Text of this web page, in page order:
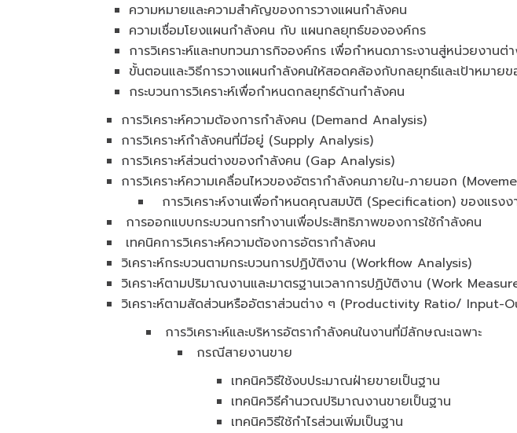
ความหมายและความสำคัญของการวางแผนกำลังคน
ความเชื่อมโยงแผนกำลังคน กับ แผนกลยุทธ์ขององค์กร
การวิเคราะห์และทบทวนภารกิจองค์กร เพื่อกำหนดภาระงานสู่หน่วยงานต่
ขั้นตอนและวิธีการวางแผนกำลังคนให้สอดคล้องกับกลยุทธ์และเป้าหมาย
กระบวนการวิเคราะห์เพื่อกำหนดกลยุทธ์ด้านกำลังคน
การวิเคราะห์ความต้องการกำลังคน (Demand Analysis)
การวิเคราะห์กำลังคนที่มีอยู่ (Supply Analysis)
การวิเคราะห์ส่วนต่างของกำลังคน (Gap Analysis)
การวิเคราะห์ความเคลื่อนไหวของอัตรากำลังคนภายใน-ภายนอก
การวิเคราะห์งานเพื่อกำหนดคุณสมบัติ (Specification) ของแรงง
การออกแบบกระบวนการทำงานเพื่อประสิทธิภาพของการใช้กำลังคน
เทคนิคการวิเคราะห์ความต้องการอัตรากำลังคน
วิเคราะห์กระบวนตามกระบวนการปฏิบัติงาน (Workflow Analysis)
วิเคราะห์ตามปริมาณงานและมาตรฐานเวลาการปฏิบัติงาน (Work
วิเคราะห์ตามสัดส่วนหรืออัตราส่วนต่าง ๆ (Productivity Ratio/ Input-
การวิเคราะห์และบริหารอัตรากำลังคนในงานที่มีลักษณะเฉพาะ
กรณีสายงานขาย
เทคนิควิธีใช้งบประมาณฝ่ายขายเป็นฐาน
เทคนิควิธีคำนวณปริมาณงานขายเป็นฐาน
เทคนิควิธีใช้กำไรส่วนเพิ่มเป็นฐาน